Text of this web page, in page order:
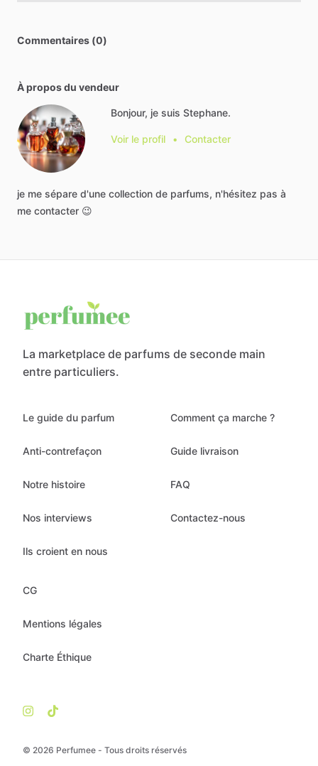
Commentaires (0)
À propos du vendeur
Bonjour, je suis Stephane.
Voir le profil • Contacter
je me sépare d'une collection de parfums, n'hésitez pas à
me contacter 😉
La marketplace de parfums de seconde main
entre particuliers.
© 2026 Perfumee - Tous droits réservés
Le guide du parfum
Anti-contrefaçon
Notre histoire
Nos interviews
Ils croient en nous
Comment ça marche ?
Guide livraison
FAQ
Contactez-nous
CG
Mentions légales
Charte Éthique